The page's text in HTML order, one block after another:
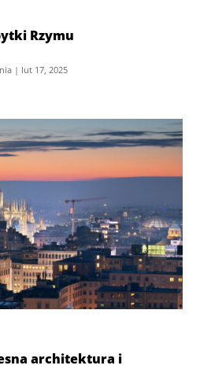
Rzymu
| lut 17, 2025
architektura i